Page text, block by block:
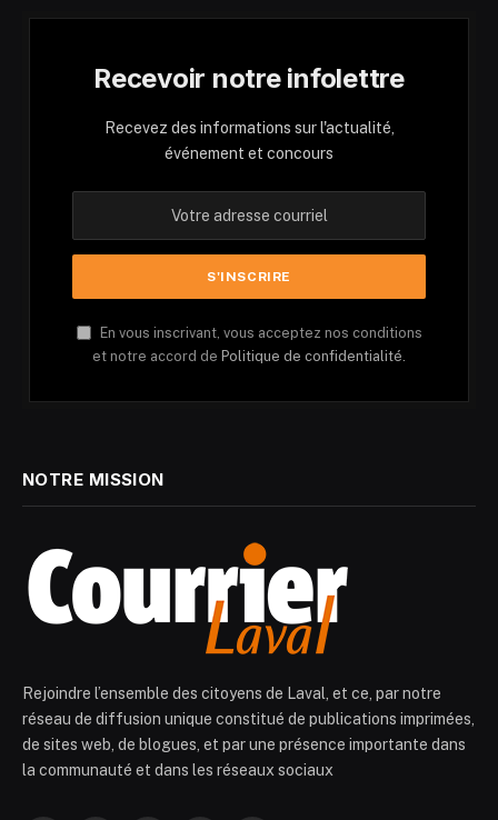
Recevoir notre infolettre
Recevez des informations sur l'actualité,
événement et concours
En vous inscrivant, vous acceptez nos conditions
et notre accord de Politique de confidentialité.
NOTRE MISSION
Rejoindre l’ensemble des citoyens de Laval, et ce, par notre
réseau de diffusion unique constitué de publications imprimées,
de sites web, de blogues, et par une présence importante dans
la communauté et dans les réseaux sociaux